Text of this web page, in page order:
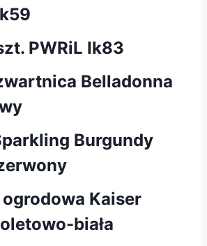
PWRiL Ik83
Belladonna
Burgundy
Kaiser
biała